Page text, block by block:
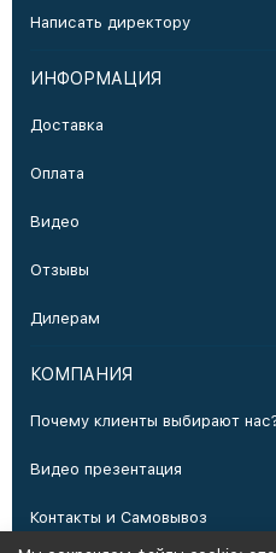
Написать директору
ИНФОРМАЦИЯ
Доставка
Оплата
Видео
Отзывы
Дилерам
КОМПАНИЯ
Почему клиенты выбирают
Видео презентация
Контакты и Самовывоз